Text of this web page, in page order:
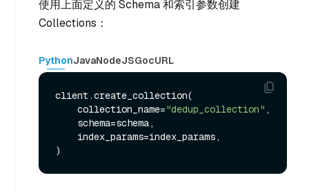
使用上面定义的 Schema 和索引参数创建
Collections：
PythonJavaNodeJSGocURL
client.create_collection(
    collection_name=
"dedup_collection" ,